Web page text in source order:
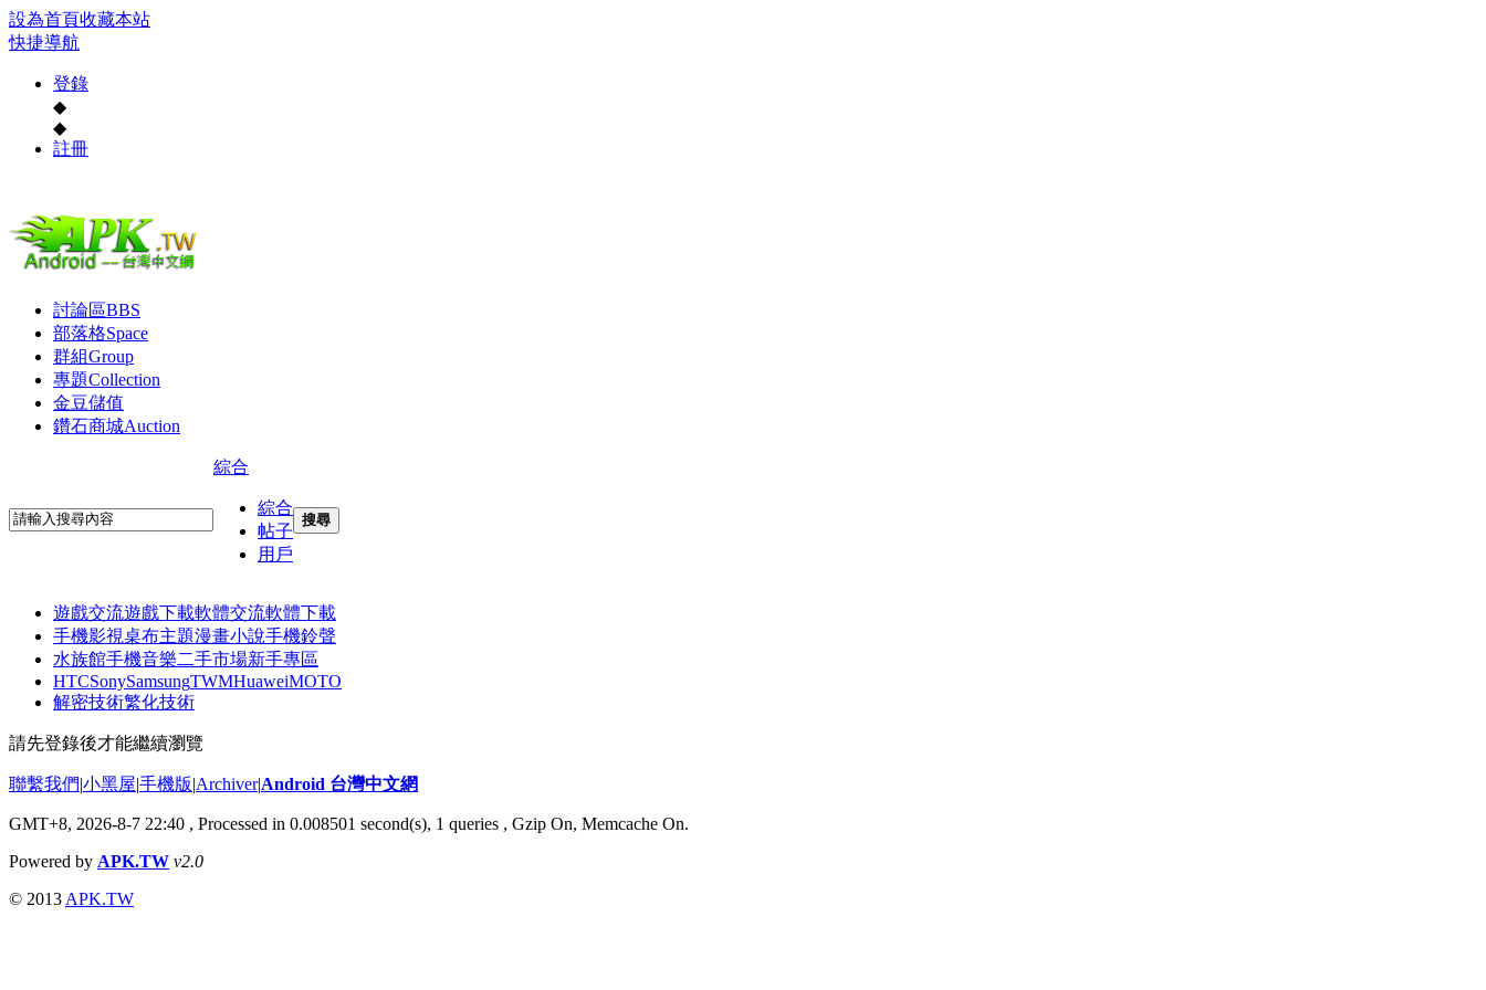
設為首頁收藏本站
快捷導航
登錄
◆
◆
註冊
討論區BBS
部落格Space
群組Group
專題Collection
金豆儲值
鑽石商城Auction
綜合
綜合
帖子
用戶
搜尋
遊戲交流遊戲下載軟體交流軟體下載
手機影視桌布主題漫畫小說手機鈴聲
水族館手機音樂二手市場新手專區
HTCSonySamsungTWMHuaweiMOTO
解密技術繁化技術
請先登錄後才能繼續瀏覽
聯繫我們|小黑屋|手機版|Archiver|Android 台灣中文網
GMT+8, 2026-8-7 22:40 , Processed in 0.008501 second(s), 1 queries , Gzip On, Memcache On.
Powered by APK.TW v2.0
© 2013 APK.TW